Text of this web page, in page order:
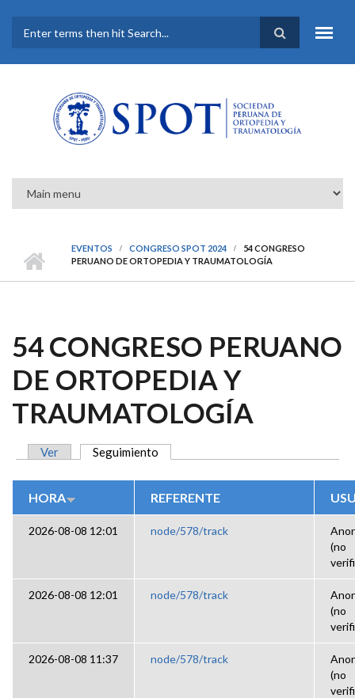
FORMULARIO DE
BÚSQUEDA
EVENTOS CONGRESO SPOT 2024
54 CONGRESO
PERUANO DE ORTOPEDIA Y TRAUMATOLOGÍA
54 CONGRESO PERUANO
DE ORTOPEDIA Y
TRAUMATOLOGÍA
Ver Seguimiento
HORA REFERENTE
2026-08-08 12:01 node/578/track
(no
2026-08-08 12:01 node/578/track
(no
2026-08-08 11:37 node/578/track
(no